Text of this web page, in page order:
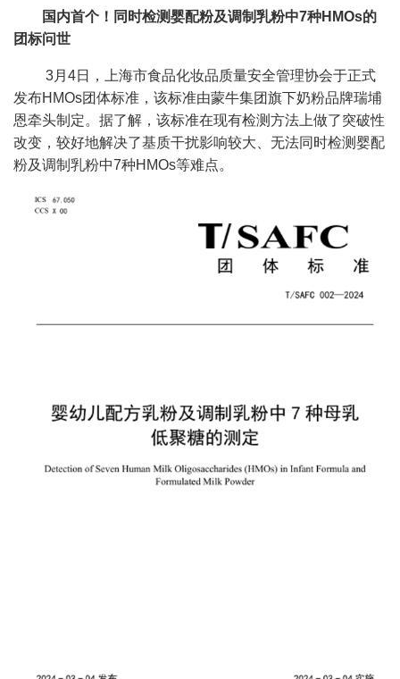
国内首个！同时检测婴配粉及调制乳粉中7种HMOs的
团标问世
3月4日，上海市食品化妆品质量安全管理协会于正式
发布HMOs团体标准，该标准由蒙牛集团旗下奶粉品牌瑞埔
恩牵头制定。据了解，该标准在现有检测方法上做了突破性
改变，较好地解决了基质干扰影响较大、无法同时检测婴配
粉及调制乳粉中7种HMOs等难点。